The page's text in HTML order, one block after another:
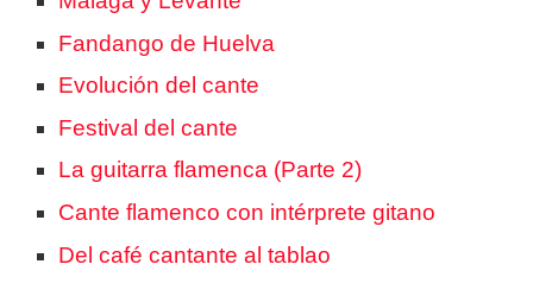
Fandango de Huelva
Evolución del cante
Festival del cante
La guitarra flamenca (Parte 2)
Cante flamenco con intérprete gitano
Del café cantante al tablao